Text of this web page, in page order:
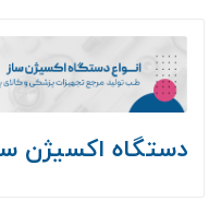
دستگاه اکسیژن